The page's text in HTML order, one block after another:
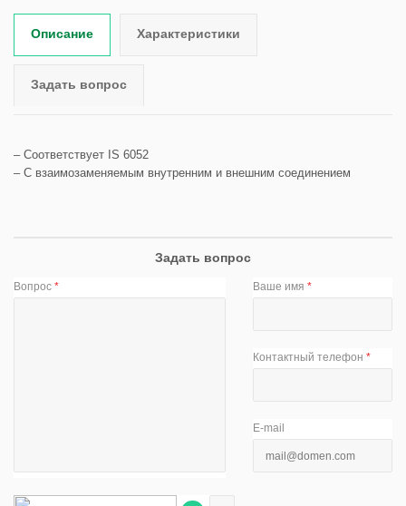
Описание Характеристики
Задать вопрос
– Соответствует IS 6052
– С взаимозаменяемым внутренним и внешним соединением
Задать вопрос
Вопрос * Ваше имя*
Контактный телефон*
E-mail